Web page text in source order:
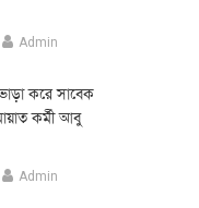
Admin
করে সাবেক
কর্মী আবু
Admin